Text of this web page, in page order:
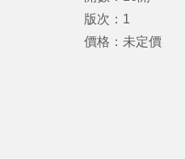
版次：1
價格：未定價